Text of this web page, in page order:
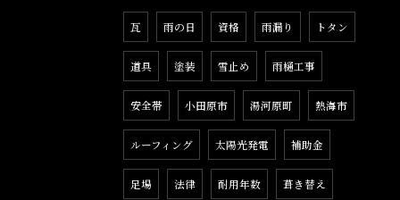
瓦 雨の日 資格 雨漏り トタン
道具 塗装 雪止め 雨樋工事
安全帯 小田原市 湯河原町 熱海市
ルーフィング 太陽光発電 補助金
足場 法律 耐用年数 葺き替え